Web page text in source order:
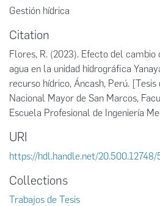
Gestión hídrica
Citation
Flores, R. (2023). Efecto del
agua en la unidad hidrográfica
recurso hídrico, Áncash, Perú.
Nacional Mayor de San Marcos,
Escuela Profesional de Ingeniería
URI
https://hdl.handle.net/20.500.12748/
Collections
Trabajos de Tesis